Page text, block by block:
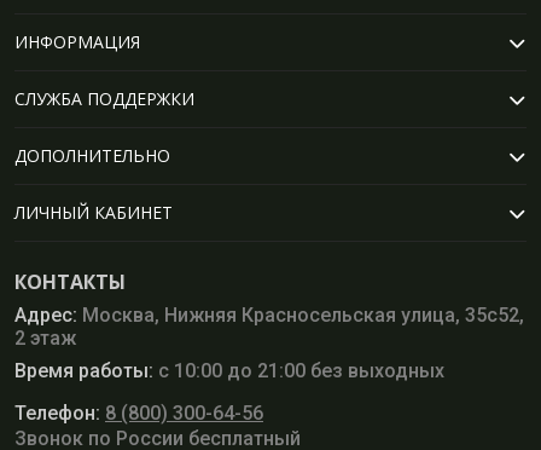
ИНФОРМАЦИЯ
СЛУЖБА ПОДДЕРЖКИ
ДОПОЛНИТЕЛЬНО
ЛИЧНЫЙ КАБИНЕТ
КОНТАКТЫ
Адрес: Москва, Нижняя Красносельская улица, 35с52,
2 этаж
Время работы: с 10:00 до 21:00 без выходных
Телефон: 8 (800) 300-64-56
Звонок по России бесплатный